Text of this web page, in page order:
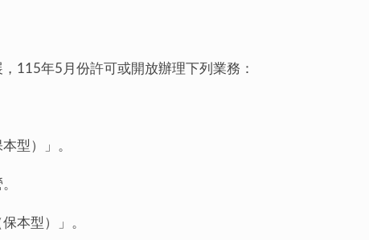
115年5月份許可或開放辦理下列業務：
型）」。
本型）」。